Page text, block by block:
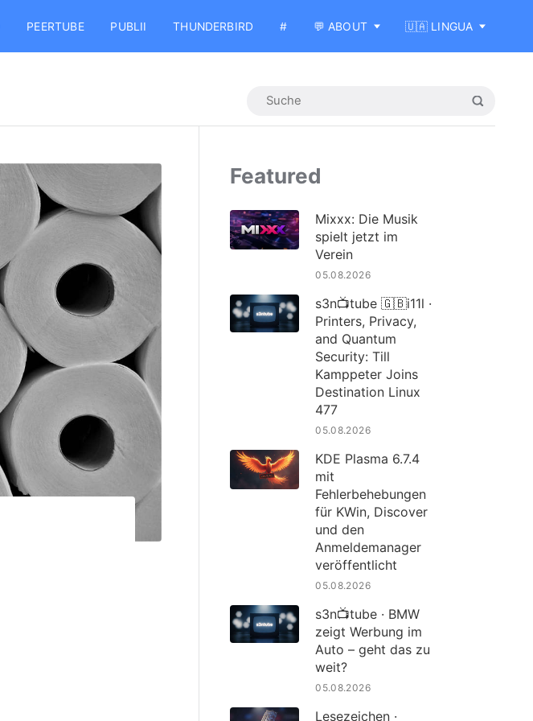
PEERTUBE PUBLII THUNDERBIRD # 💬 ABOUT 🇺🇦 LINGUA
Featured
Mixxx: Die Musik
spielt jetzt im
Verein
05.08.2026
s3n📺tube 🇬🇧i11l ·
Printers, Privacy,
and Quantum
Security: Till
Kamppeter Joins
Destination Linux
477
05.08.2026
KDE Plasma 6.7.4
mit
Fehlerbehebungen
für KWin, Discover
und den
Anmeldemanager
veröffentlicht
05.08.2026
s3n📺tube · BMW
zeigt Werbung im
Auto – geht das zu
weit?
05.08.2026
Lesezeichen ·